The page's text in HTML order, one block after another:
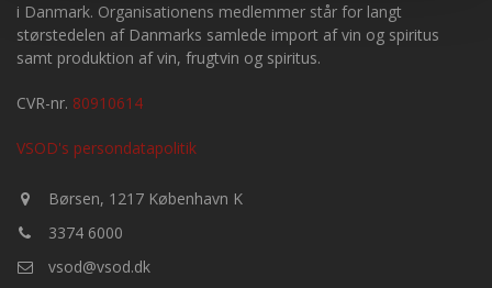
i Danmark. Organisationens medlemmer står for langt
størstedelen af Danmarks samlede import af vin og spiritus
samt produktion af vin, frugtvin og spiritus.
CVR-nr. 80910614
VSOD's persondatapolitik
Børsen, 1217 København K
3374 6000
vsod@vsod.dk